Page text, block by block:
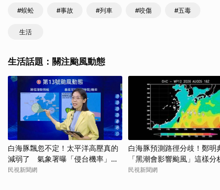
#蜈蚣 #事故 #列車 #咬傷 #五毒
生活
生活話題：關注颱風動態
白海豚飄忽不定！太平洋高壓真的
減弱了 氣象署曝「侵台機率」這
樣說
民視新聞網
白海豚預測路徑分歧！鄭明
「黑潮會影響颱風」這樣分
民視新聞網